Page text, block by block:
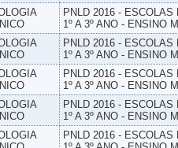
PNLD 2016 -
1º A 3º ANO - ENSINO
PNLD 2016 -
1º A 3º ANO - ENSINO
PNLD 2016 -
1º A 3º ANO - ENSINO
PNLD 2016 -
1º A 3º ANO - ENSINO
PNLD 2016 -